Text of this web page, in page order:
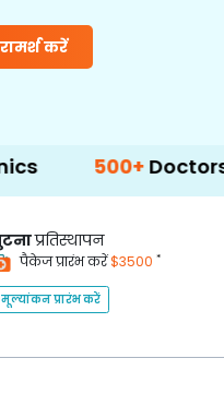
करें
Doctors &
प्रतिस्थापन
पैकेज प्रारंभ करें$3500 *
मूल्यांकन प्रारंभ करें